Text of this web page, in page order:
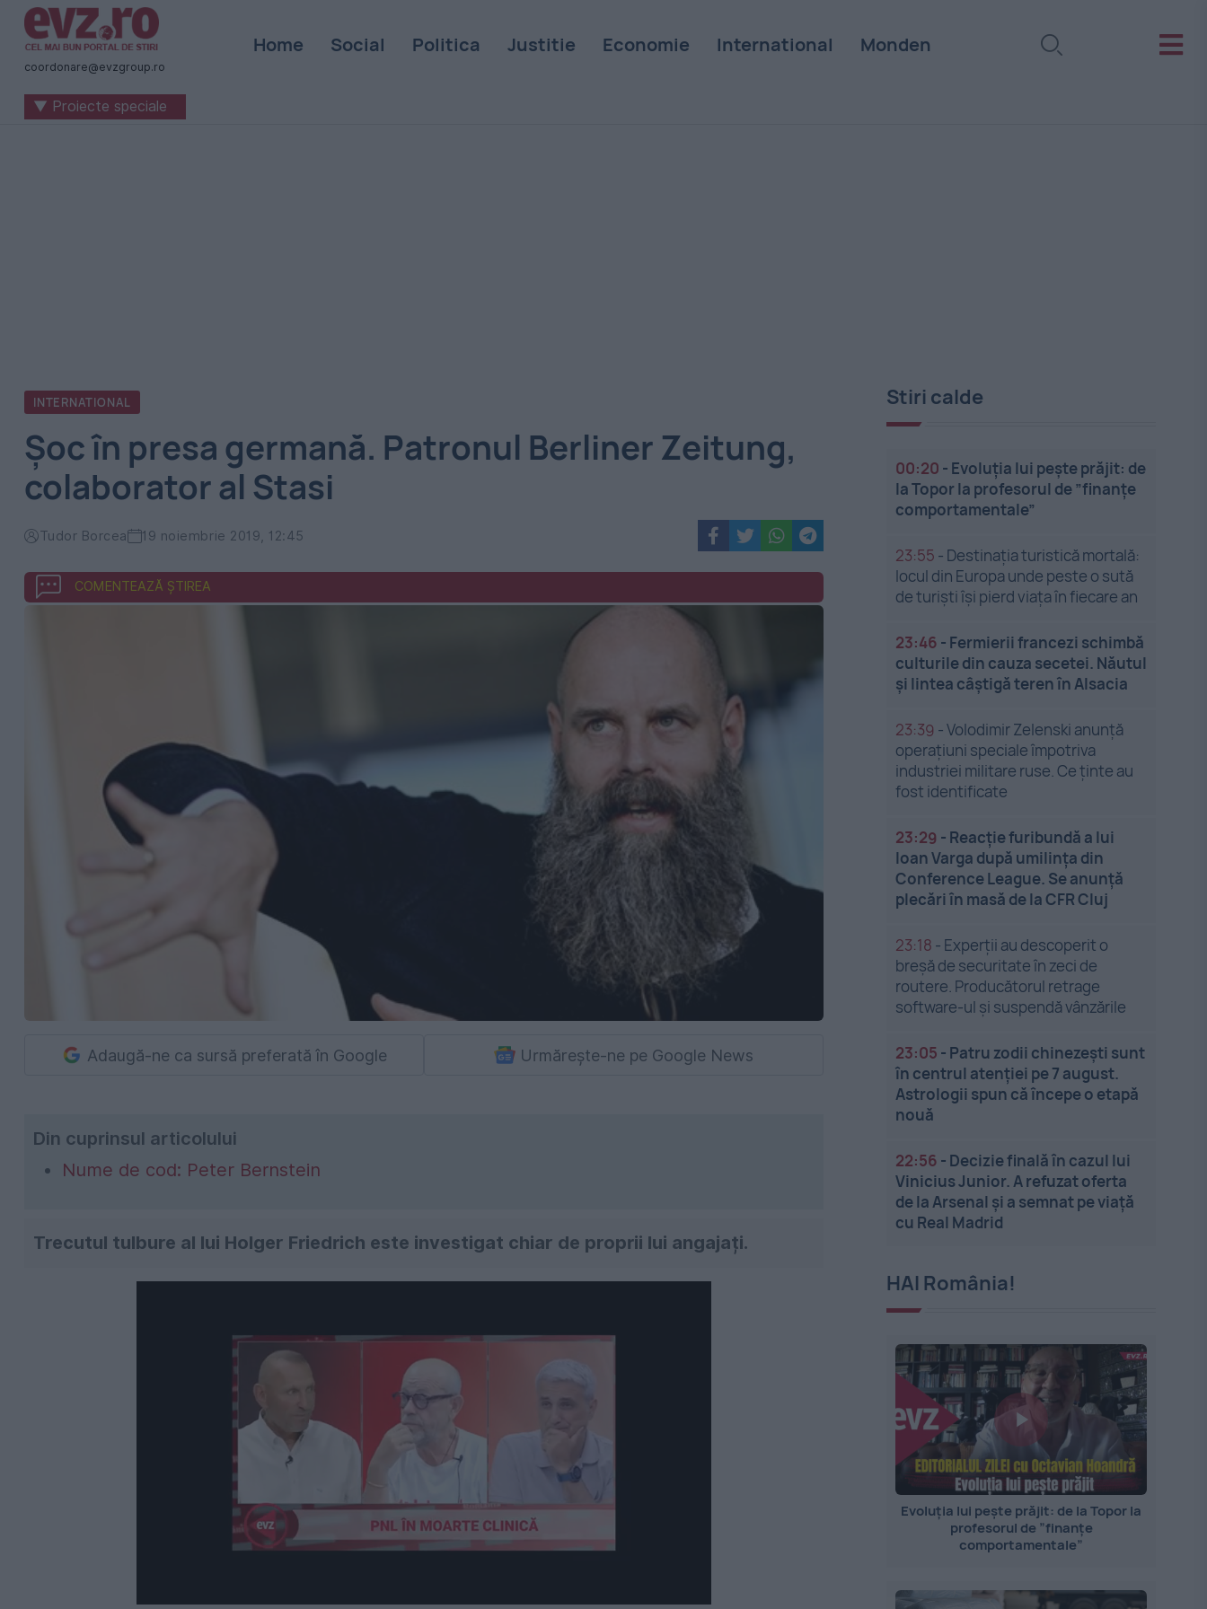
Știri
naționale
internaționale
coordonare@evzgroup.ro
Home Social Politica Justitie Economie International Monden
▼ Proiecte speciale
INTERNATIONAL
Șoc în presa germană. Patronul Berliner Zeitung,
colaborator al Stasi
Tudor Borcea 19 noiembrie 2019, 12:45
COMENTEAZĂ ȘTIREA
Adaugă-ne ca sursă preferată în Google Urmărește-ne pe Google News
Din cuprinsul articolului
Nume de cod: Peter Bernstein
Trecutul tulbure al lui Holger Friedrich este investigat chiar de proprii lui angajați.
Stiri calde
00:20 - Evoluția lui pește prăjit: de
la Topor la profesorul de ”finanțe
comportamentale”
23:55 - Destinația turistică mortală:
locul din Europa unde peste o sută
de turiști își pierd viața în fiecare an
23:46 - Fermierii francezi schimbă
culturile din cauza secetei. Năutul
și lintea câștigă teren în Alsacia
23:39 -Volodimir Zelenski anunță
operațiuni speciale împotriva
industriei militare ruse. Ce ținte au
fost identificate
23:29 - Reacție furibundă a lui
Ioan Varga după umilința din
Conference League. Se anunță
plecări în masă de la CFR Cluj
23:18 - Experții au descoperit o
breșă de securitate în zeci de
routere. Producătorul retrage
software-ul și suspendă vânzările
23:05 - Patru zodii chinezești sunt
în centrul atenției pe 7 august.
Astrologii spun că începe o etapă
nouă
22:56 - Decizie finală în cazul lui
Vinicius Junior. A refuzat oferta
de la Arsenal și a semnat pe viață
cu Real Madrid
HAI România!
Evoluția lui pește prăjit: de la Topor la
profesorul de ”finanțe
comportamentale”